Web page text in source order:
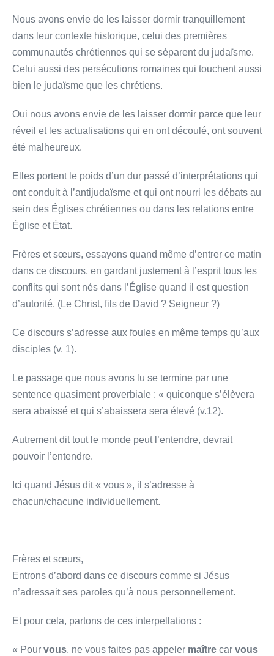
Nous avons envie de les laisser dormir tranquillement
dans leur contexte historique, celui des premières
communautés chrétiennes qui se séparent du judaïsme.
Celui aussi des persécutions romaines qui touchent aussi
bien le judaïsme que les chrétiens.
Oui nous avons envie de les laisser dormir parce que leur
réveil et les actualisations qui en ont découlé, ont souvent
été malheureux.
Elles portent le poids d’un dur passé d’interprétations qui
ont conduit à l’antijudaïsme et qui ont nourri les débats au
sein des Églises chrétiennes ou dans les relations entre
Église et État.
Frères et sœurs, essayons quand même d’entrer ce matin
dans ce discours, en gardant justement à l’esprit tous les
conflits qui sont nés dans l’Église quand il est question
d’autorité. (Le Christ, fils de David ? Seigneur ?)
Ce discours s’adresse aux foules en même temps qu’aux
disciples (v. 1).
Le passage que nous avons lu se termine par une
sentence quasiment proverbiale : « quiconque s’élèvera
sera abaissé et qui s’abaissera sera élevé (v.12).
Autrement dit tout le monde peut l’entendre, devrait
pouvoir l’entendre.
Ici quand Jésus dit « vous », il s’adresse à
chacun/chacune individuellement.
Frères et sœurs,
Entrons d’abord dans ce discours comme si Jésus
n’adressait ses paroles qu’à nous personnellement.
Et pour cela, partons de ces interpellations :
« Pour vous, ne vous faites pas appeler maître car vous